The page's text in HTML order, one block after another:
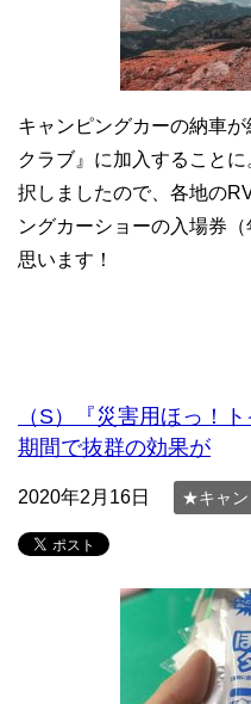
キャンピングカーの納車
クラブ』に加入すること
択しましたので、各地の
ングカーショーの入場券
思います！
（S）『災害用ほっ！
期間で抜群の効果が
2020年2月16日 ★キャン